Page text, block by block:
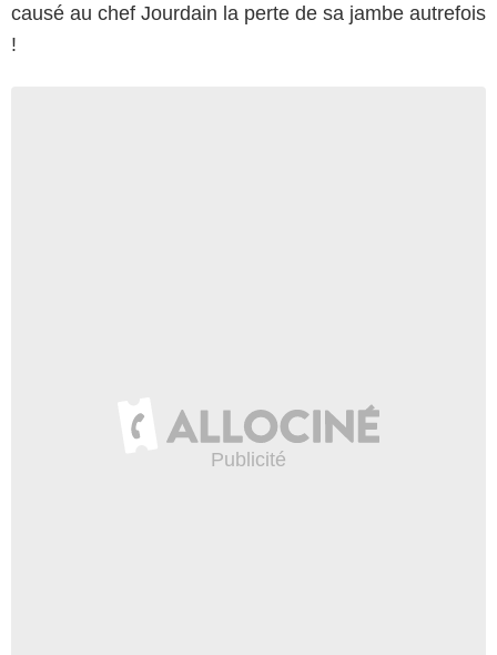
causé au chef Jourdain la perte de sa jambe autrefois
!